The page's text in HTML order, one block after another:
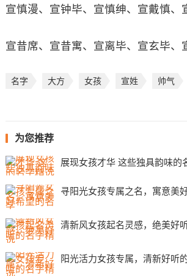
宣慎漫、宣钟毕、宣慎绅、宣戴慎、
宣昔席、宣昔寓、宣离毕、宣玄毕、
名字 大方 女孩 宣姓 帅气
为您推荐
展现女孩才华 这些独具韵味的
寻阳光女孩专属之名，寓意美
清新风女孩起名灵感，绝美好
阳光活力女孩专属，清新好听